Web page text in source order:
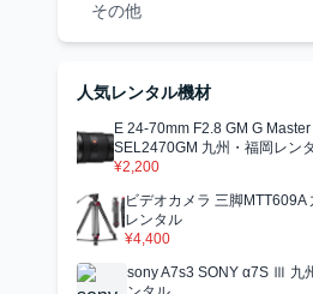
その他
人気レンタル機材
E 24-70mm F2.8 GM G Master
SEL2470GM 九州・福岡レン
¥2,200
ビデオカメラ 三脚MTT609A
レンタル
¥4,400
sony A7s3 SONY α7S Ⅲ 九